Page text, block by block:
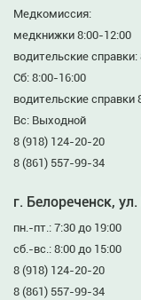
Медкомиссия:
медкнижки 8:00-12:00
водительские
Сб: 8:00-16:00
водительские справки
Вс: Выходной
8 (918) 124-20-20
8 (861) 557-99-34
г. Белореченск,
пн.-пт.: 7:30 до 19:00
сб.-вс.: 8:00 до 15:00
8 (918) 124-20-20
8 (861) 557-99-34